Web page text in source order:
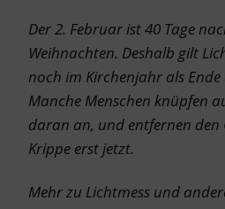
Der 2. Februar ist 40 Tage
Weihnachten. Deshalb gilt
noch im Kirchenjahr als
Manche Menschen knüpfen
daran an, und entfernen
Krippe erst jetzt.
Mehr zu Lichtmess und